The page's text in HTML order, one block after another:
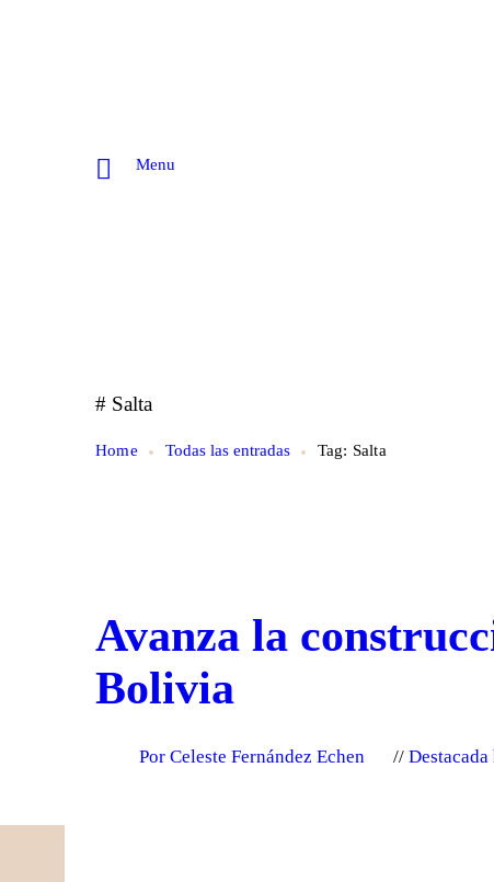
Menu
# Salta
Home Todas las entradas Tag: Salta
Avanza la
Bolivia
Por Celeste Fernández Echen Destacada